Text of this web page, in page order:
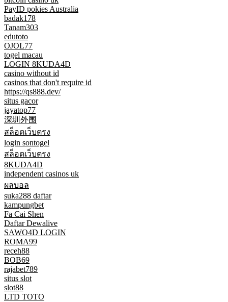
PayID pokies Australia
badak178
Tanam303
edutoto
OJOL77
togel macau
LOGIN 8KUDA4D
casino without id
casinos that don't require id
https://qs888.dev/
situs gacor
jayatop77
深圳外围
สล็อตเว็บตรง
login sontogel
สล็อตเว็บตรง
8KUDA4D
independent casinos uk
ผลบอล
suka288 daftar
kampungbet
Fa Cai Shen
Daftar Dewalive
SAWO4D LOGIN
ROMA99
receh88
BOB69
rajabet789
situs slot
slot88
LTD TOTO